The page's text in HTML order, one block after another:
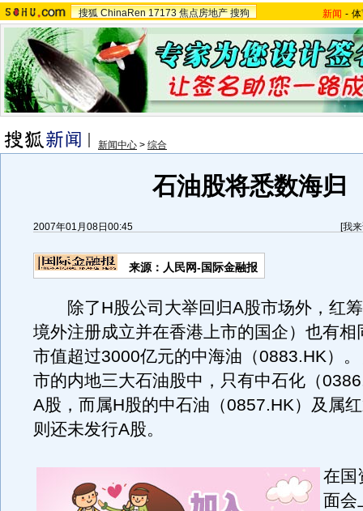
搜狐 ChinaRen 17173 焦点房地产 搜狗 新闻 -
新闻中心 > 综合
石油股将悉数海归
2007年01月08日00:45 [我
来源：人民网-国际金融报
除了H股公司大举回归A股市场外，红筹
境外注册成立并在香港上市的国企）也有相
市值超过3000亿元的中海油（0883.HK）
市的内地三大石油股中，只有中石化（
A股，而属H股的中石油（0857.HK）及属
则还未发行A股。
在国
面会